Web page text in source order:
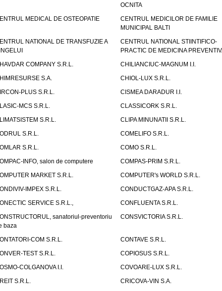
OCNITA
MEDICAL DE OSTEOPATIE
CENTRUL MEDICILOR DE FAMILIE
MUNICIPAL BALTI
NATIONAL DE TRANSFUZIE A
CENTRUL NATIONAL STIINTIFICO-
PRACTIC DE MEDICINA
COMPANY S.R.L.
CHILIANCIUC-MAGNUM I.I.
S.A.
CHIOL-LUX S.R.L.
PLUS S.R.L.
CISMEA DARADUR I.I.
MCS S.R.L.
CLASSICORK S.R.L.
S.R.L.
CLIPA MINUNATII S.R.L.
S.R.L.
COMELIFO S.R.L.
S.R.L.
COMO S.R.L.
INFO, salon de computere
COMPAS-PRIM S.R.L.
MARKET S.R.L.
COMPUTER's WORLD S.R.L.
IMPEX S.R.L.
CONDUCTGAZ-APA S.R.L.
SERVICE S.R.L.,
CONFLUENTA S.R.L.
sanatoriul-preventoriu
baza
CONSVICTORIA S.R.L.
COM S.R.L.
CONTAVE S.R.L.
TEST S.R.L.
COPIOSUS S.R.L.
COLGANOVA I.I.
COVOARE-LUX S.R.L.
S.R.L.
CRICOVA-VIN S.A.